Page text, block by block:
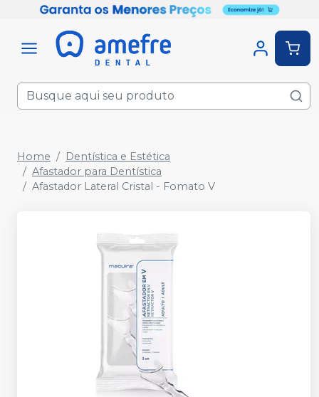
Home
Dentística e Estética
Afastador para Dentística
Afastador Lateral Cristal - Fomato V